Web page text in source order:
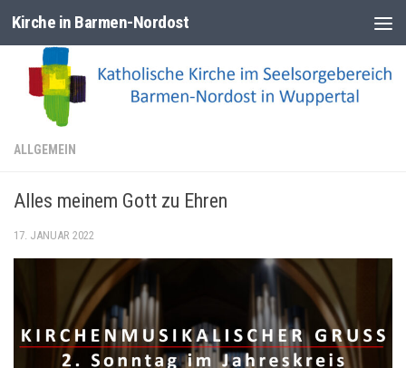
Zum Inhalt springen
Kirche in Barmen-Nordost
ALLGEMEIN
Alles meinem Gott zu Ehren
17. JANUAR 2022